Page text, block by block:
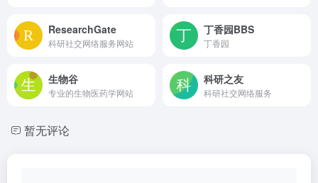
ResearchGate
科研社交网络服务网站
丁香园BBS
丁香园
生物谷
专业的生物医药学网站
科研之友
科研社交网络服务
暂无评论